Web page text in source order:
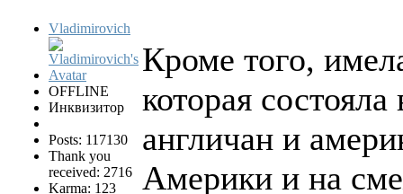
Vladimirovich
OFFLINE
Инквизитор
Posts: 117130
Thank you
received: 2716
Karma: 123
Кроме того,
которая
англичан и
Америки и на